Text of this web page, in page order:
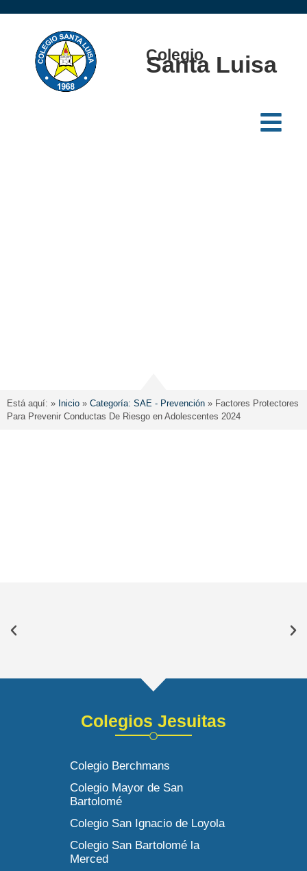
Colegio
Santa Luisa
Está aquí: » Inicio » Categoría: SAE - Prevención » Factores Protectores
Para Prevenir Conductas De Riesgo en Adolescentes 2024
Colegios Jesuitas
Colegio Berchmans
Colegio Mayor de San
Bartolomé
Colegio San Ignacio de Loyola
Colegio San Bartolomé la
Merced